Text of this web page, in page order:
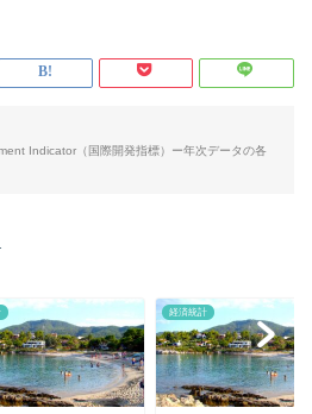
Indicator（国際開発指標）ー年次データの各
経済統計